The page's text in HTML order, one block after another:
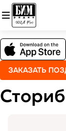
ЗАКАЗАТЬ